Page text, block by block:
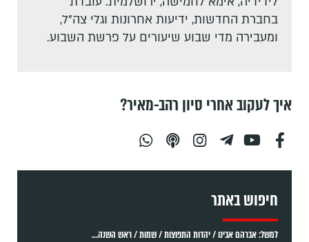
בחברת החדשות, ידיעות אחרונות וגלי צה"ל,
ומעבירה מדי שבוע שיעורים על פרשת השבוע.
איך לעקוב אחרי סיון רהב-מאיר?
חיפוש באתר
למשל: אברהם אבינו / יהדות התפוצות / שמות / ראש השנה...